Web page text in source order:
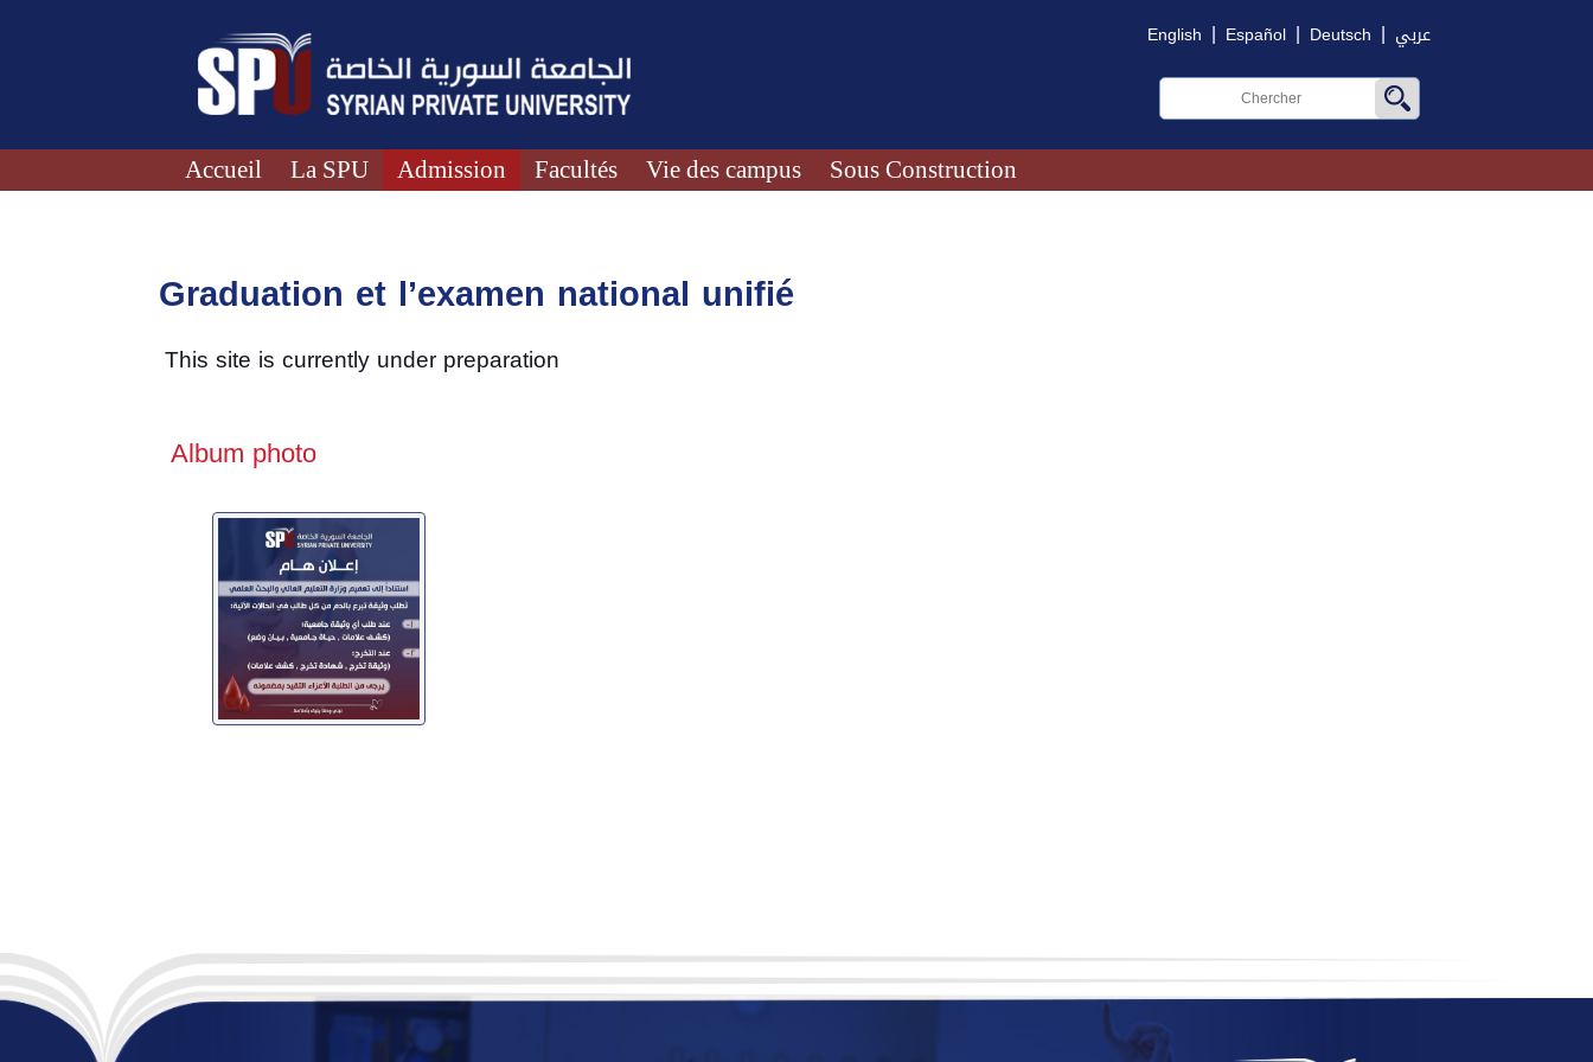
English | Español | Deutsch | عربي
Accueil La SPU Admission Facultés Vie des campus Sous Construction
Graduation et l’examen national unifié
This site is currently under preparation
Album photo